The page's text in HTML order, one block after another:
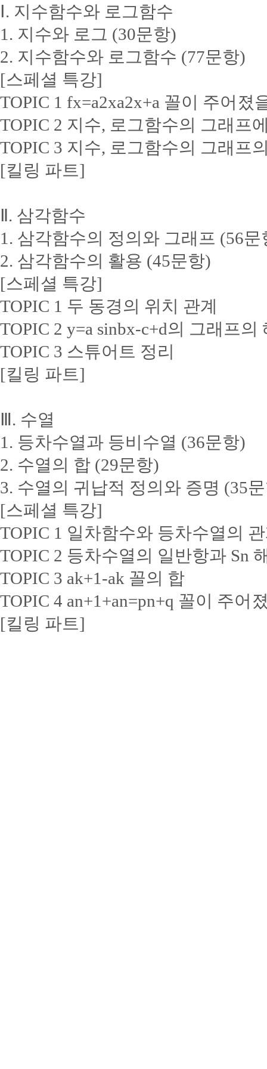
Ⅰ. 지수함수와 로그함수
1. 지수와 로그 (30문항)
2. 지수함수와 로그함수 (77문항)
[스페셜 특강]
TOPIC 1 fx=a2xa2x+a 꼴이 주어졌
TOPIC 2 지수, 로그함수의 그래프
TOPIC 3 지수, 로그함수의 그래프
[킬링 파트]
Ⅱ. 삼각함수
1. 삼각함수의 정의와 그래프 (56문
2. 삼각함수의 활용 (45문항)
[스페셜 특강]
TOPIC 1 두 동경의 위치 관계
TOPIC 2 y=a sinbx-c+d의 그래프의
TOPIC 3 스튜어트 정리
[킬링 파트]
Ⅲ. 수열
1. 등차수열과 등비수열 (36문항)
2. 수열의 합 (29문항)
3. 수열의 귀납적 정의와 증명 (35
[스페셜 특강]
TOPIC 1 일차함수와 등차수열의
TOPIC 2 등차수열의 일반항과 Sn
TOPIC 3 ak+1-ak 꼴의 합
TOPIC 4 an+1+an=pn+q 꼴이 주어
[킬링 파트]